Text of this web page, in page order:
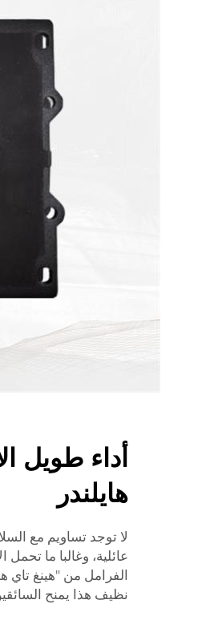
أداء طويل
هايلندر
لا توجد تساويم مع
عائلية، وغالبا ما
الفرامل من "هينغ تاي
نظيف هذا يمنح